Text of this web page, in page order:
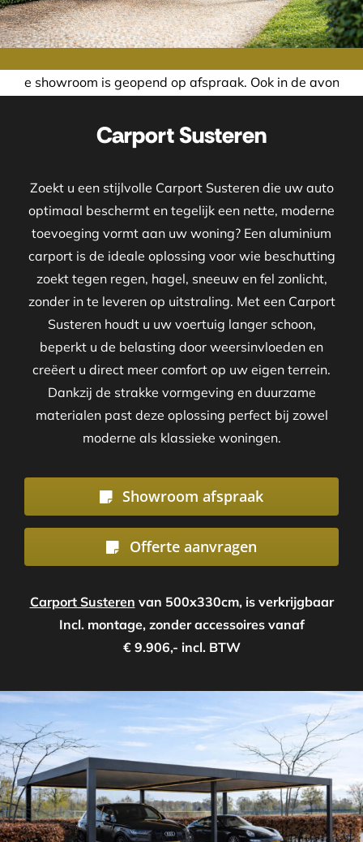
is geopend op afspraak. Ook in de avond of in het
Carport Susteren
Zoekt u een stijlvolle Carport Susteren die uw auto
optimaal beschermt en tegelijk een nette, moderne
toevoeging vormt aan uw woning? Een aluminium
carport is de ideale oplossing voor wie beschutting
zoekt tegen regen, hagel, sneeuw en fel zonlicht,
zonder in te leveren op uitstraling. Met een Carport
Susteren houdt u uw voertuig langer schoon,
beperkt u de belasting door weersinvloeden en
creëert u direct meer comfort op uw eigen terrein.
Dankzij de strakke vormgeving en duurzame
materialen past deze oplossing perfect bij zowel
moderne als klassieke woningen.
Showroom afspraak
Offerte aanvragen
Carport Susteren van 500x330cm, is verkrijgbaar
Incl. montage, zonder accessoires vanaf
€ 9.906,- incl. BTW